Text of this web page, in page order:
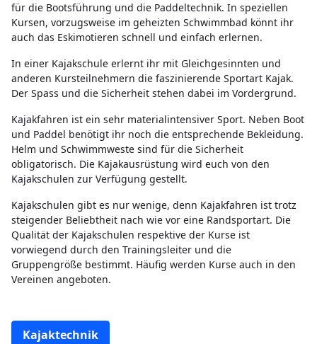
für die Bootsführung und die Paddeltechnik. In speziellen
Kursen, vorzugsweise im geheizten Schwimmbad könnt ihr
auch das Eskimotieren schnell und einfach erlernen.
In einer Kajakschule erlernt ihr mit Gleichgesinnten und
anderen Kursteilnehmern die faszinierende Sportart Kajak.
Der Spass und die Sicherheit stehen dabei im Vordergrund.
Kajakfahren ist ein sehr materialintensiver Sport. Neben Boot
und Paddel benötigt ihr noch die entsprechende Bekleidung.
Helm und Schwimmweste sind für die Sicherheit
obligatorisch. Die Kajakausrüstung wird euch von den
Kajakschulen zur Verfügung gestellt.
Kajakschulen gibt es nur wenige, denn Kajakfahren ist trotz
steigender Beliebtheit nach wie vor eine Randsportart. Die
Qualität der Kajakschulen respektive der Kurse ist
vorwiegend durch den Trainingsleiter und die
Gruppengröße bestimmt. Häufig werden Kurse auch in den
Vereinen angeboten.
Kajaktechnik